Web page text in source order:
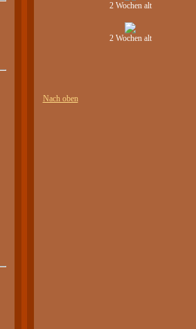
2 Wochen alt
2 Wochen alt
Nach oben